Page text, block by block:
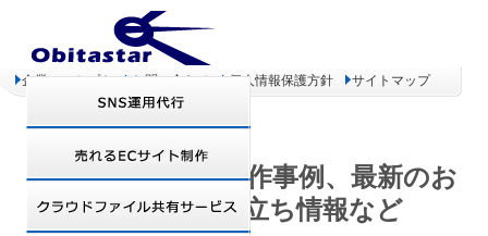
企業コンセプト お問い合わせ 個人情報保護方針 サイトマップ
オビタスター 制作事例、最新のお
得情報、お役立ち情報など